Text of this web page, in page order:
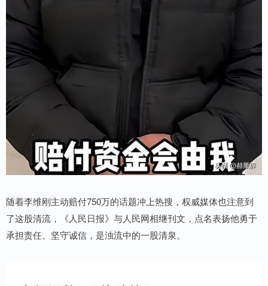
随着李维刚主动赔付750万的话题冲上热搜，权威媒体也注意到
了这股清流，《人民日报》与人民网相继刊文，点名表扬他勇于
承担责任、坚守诚信，是浊流中的一股清泉。